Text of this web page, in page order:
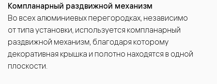
Компланарный раздвижной механизм
Во всех алюминиевых перегородках, независимо
от типа установки, используется компланарный
раздвижной механизм, благодаря которому
декоративная крышка и полотно находятся в одной
плоскости.